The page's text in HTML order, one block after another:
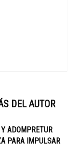
DEL AUTOR
ADOMPRETUR
PARA IMPULSAR